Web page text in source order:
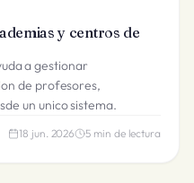
y centros de
a gestionar
de profesores,
un unico sistema.
18 jun. 2026 5 min de lectura